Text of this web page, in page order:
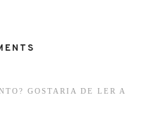
GOSTARIA DE LER A